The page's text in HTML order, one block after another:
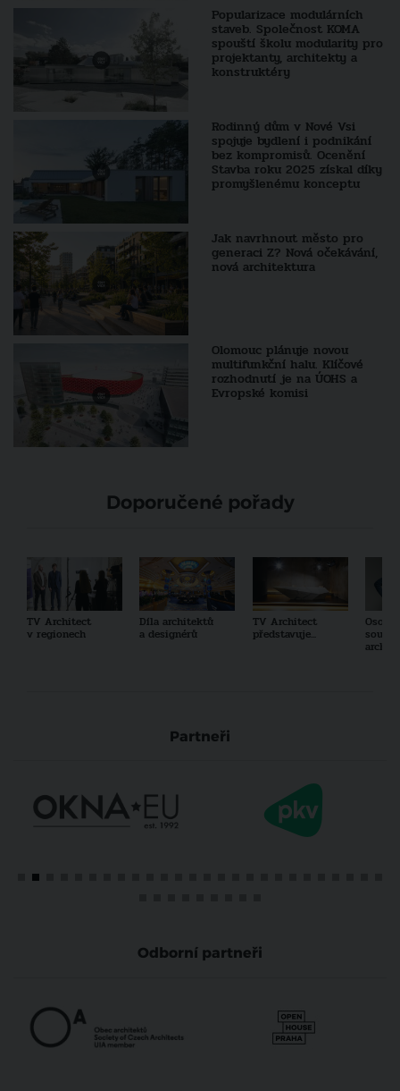
Popularizace modulárních
staveb. Společnost KOMA
spouští školu modularity pro
projektanty, architekty a
konstruktéry
Rodinný dům v Nové Vsi
spojuje bydlení i podnikání
bez kompromisů. Ocenění
Stavba roku 2025 získal díky
promyšlenému konceptu
Jak navrhnout město pro
generaci Z? Nová očekávání,
nová architektura
Olomouc plánuje novou
multifunkční halu. Klíčové
rozhodnutí je na ÚOHS a
Evropské komisi
Doporučené pořady
TV Architect
v regionech
Díla architektů
a designérů
TV Architect
představuje...
Partneři
Odborní partneři